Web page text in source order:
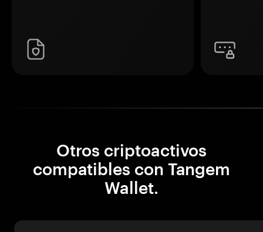
Otros criptoactivos
compatibles con Tangem
Wallet.